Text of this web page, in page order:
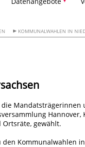
KOMMUNALWAHLEN IN
Hannover,
gewählt.
Kommunalwahlen